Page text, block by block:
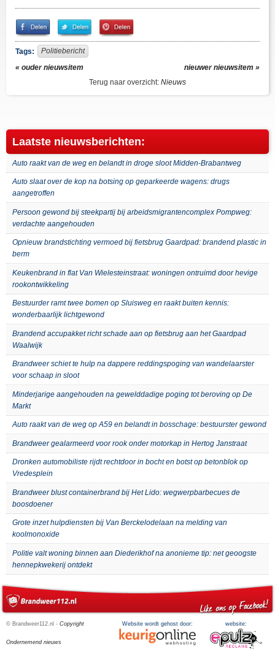
Share
on
Facebook
Share
on
Twitter
Pin
It!
Tags:
Politiebericht
« ouder nieuwsitem
nieuwer nieuwsitem »
Terug naar overzicht: Nieuws
Laatste nieuwsberichten:
Auto raakt van de weg en belandt in droge sloot Midden-Brabantweg
Auto slaat over de kop na botsing op geparkeerde wagens: drugs
aangetroffen
Persoon gewond bij steekpartij bij arbeidsmigrantencomplex Pompweg:
verdachte aangehouden
Opnieuw brandstichting vermoed bij fietsbrug Gaardpad: brandend plastic in
berm
Keukenbrand in flat Van Wielesteinstraat: woningen ontruimd door hevige
rookontwikkeling
Bestuurder ramt twee bomen op Sluisweg en raakt buiten kennis:
wonderbaarlijk lichtgewond
Brandend accupakket richt schade aan op fietsbrug aan het Gaardpad
Waalwijk
Brandweer schiet te hulp na dappere reddingspoging van wandelaarster
voor schaap in sloot
Minderjarige aangehouden na gewelddadige poging tot beroving op De
Markt
Auto raakt van de weg op A59 en belandt in bosschage: bestuurster gewond
Brandweer gealarmeerd voor rook onder motorkap in Hertog Janstraat
Dronken automobiliste rijdt rechtdoor in bocht en botst op betonblok op
Vredesplein
Brandweer blust containerbrand bij Het Lido: wegwerpbarbecues de
boosdoener
Grote inzet hulpdiensten bij Van Berckelodelaan na melding van
koolmonoxide
Politie valt woning binnen aan Diederikhof na anonieme tip: net geoogste
hennepkwekerij ontdekt
© Brandweer112.nl - Copyright
Ondernemend nieuws
Website wordt gehost door: website: